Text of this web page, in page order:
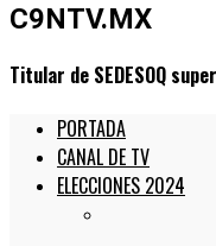
C9NTV.MX
Titular de SEDESOQ
PORTADA
CANAL DE TV
ELECCIONES 2024